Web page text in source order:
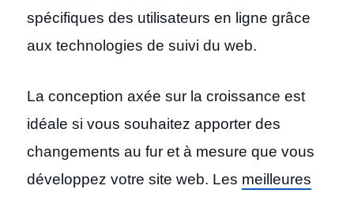
spécifiques des utilisateurs en ligne grâce
aux technologies de suivi du web.
La conception axée sur la croissance est
idéale si vous souhaitez apporter des
changements au fur et à mesure que vous
développez votre site web. Les meilleures